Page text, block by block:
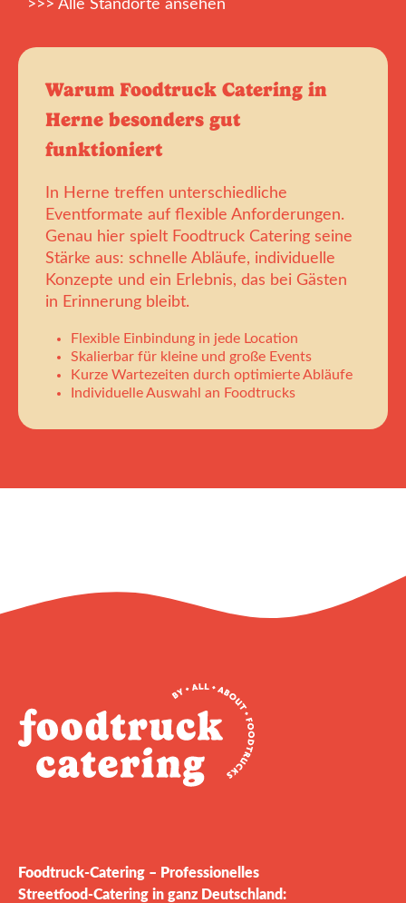
>>> Alle Standorte ansehen
Warum Foodtruck Catering in
Herne besonders gut
funktioniert
In Herne treffen unterschiedliche
Eventformate auf flexible Anforderungen.
Genau hier spielt Foodtruck Catering seine
Stärke aus: schnelle Abläufe, individuelle
Konzepte und ein Erlebnis, das bei Gästen
in Erinnerung bleibt.
Flexible Einbindung in jede Location
Skalierbar für kleine und große Events
Kurze Wartezeiten durch optimierte Abläufe
Individuelle Auswahl an Foodtrucks
Foodtruck‑Catering – Professionelles
Streetfood‑Catering in ganz Deutschland: